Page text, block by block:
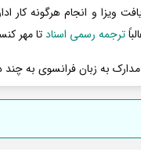
ویزا و انجام هرگونه کار
ترجمه رسمی اسنادتا مهر
مدارک به زبان فرانسوی به